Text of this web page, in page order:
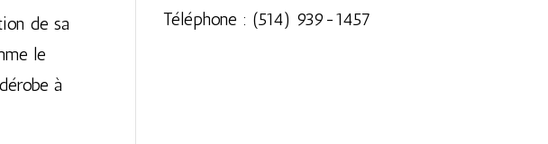
de sa
le
à
Téléphone : (514) 939-1457